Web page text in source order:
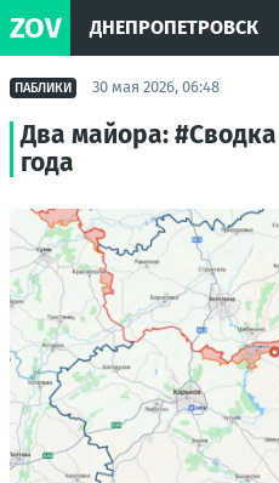
ZOV ДНЕПРОПЕТРОВСК
ПАБЛИКИ 30 мая 2026, 06:48
Два майора:
года